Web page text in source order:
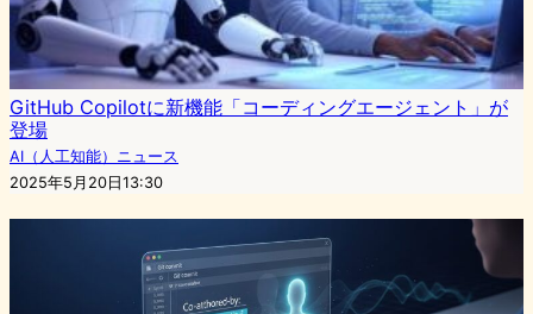
GitHub Copilotに新機能「コーディングエージェント」が
登場
AI（人工知能）ニュース
2025年5月20日13:30